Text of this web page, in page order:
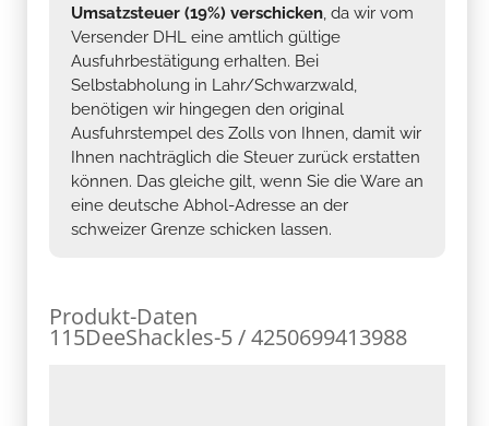
Umsatzsteuer (19%) verschicken, da wir vom
Versender DHL eine amtlich gültige
Ausfuhrbestätigung erhalten. Bei
Selbstabholung in Lahr/Schwarzwald,
benötigen wir hingegen den original
Ausfuhrstempel des Zolls von Ihnen, damit wir
Ihnen nachträglich die Steuer zurück erstatten
können. Das gleiche gilt, wenn Sie die Ware an
eine deutsche Abhol-Adresse an der
schweizer Grenze schicken lassen.
Produkt-Daten
115DeeShackles-5 / 4250699413988